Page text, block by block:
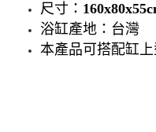
尺寸：
浴缸產地：台灣
本產品可搭配缸